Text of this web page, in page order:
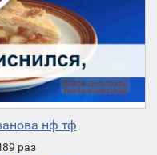
нф тф
раз